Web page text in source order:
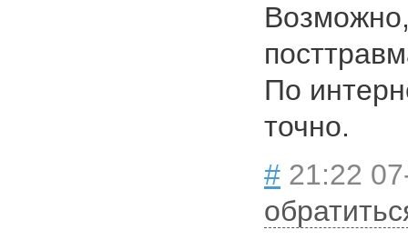
По
точно.
# 21:22